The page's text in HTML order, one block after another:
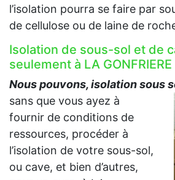
l’isolation pourra se faire par
de cellulose ou de laine de
Isolation de sous-sol et de
seulement à LA GONFRIERE
Nous pouvons, isolation sous
sans que vous ayez à
fournir de conditions de
ressources, procéder à
l’isolation de votre sous-sol,
ou cave, et bien d’autres,